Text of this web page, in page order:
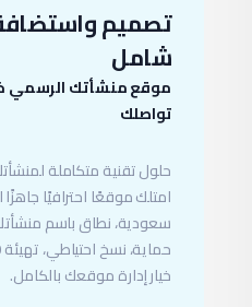
تصميم
شامل
موقع منشأتك الرسمي
تواصلك
حلول تقنية متكاملة
امتلك موقعًا احترافيًا
سعودية، نطاق باسم
خيار إدارة موقعك بالكامل.